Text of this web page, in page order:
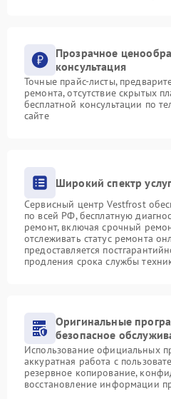
Прозрачное
консультация
Точные прайс-листы,
ремонта, отсутствие скрытых
бесплатной консультации по
сайте
Широкий спектр услуг
Сервисный центр Vestfrost
по всей РФ, бесплатную
ремонт, включая срочный
отслеживать статус ремонта
предоставляется
продления срока службы
Оригинальные
безопасное
Использование официальных
аккуратная работа с
резервное копирование,
восстановление информации